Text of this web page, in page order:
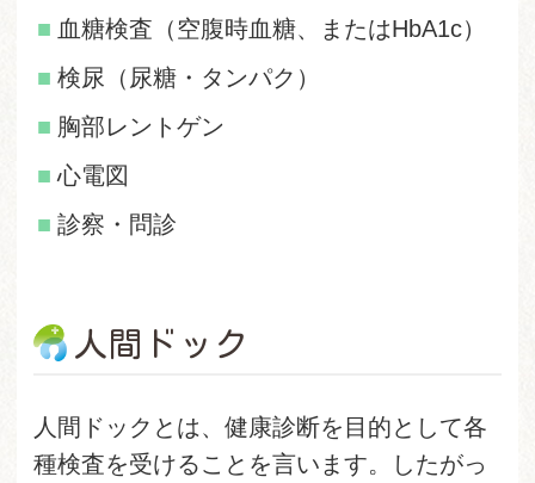
血糖検査（空腹時血糖、またはHbA1c）
検尿（尿糖・タンパク）
胸部レントゲン
心電図
診察・問診
人間ドック
人間ドックとは、健康診断を目的として各
種検査を受けることを言います。したがっ